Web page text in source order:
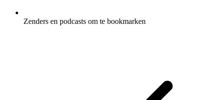
Zenders en podcasts om te bookmarken